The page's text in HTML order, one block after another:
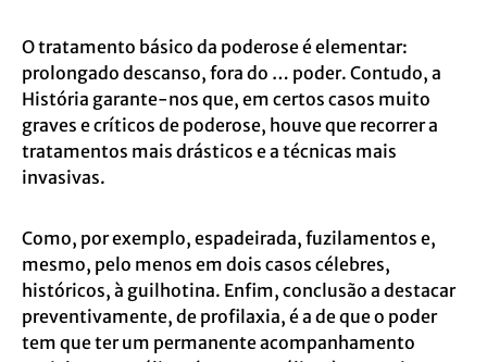
O tratamento básico da poderose é elementar:
prolongado descanso, fora do … poder. Contudo, a
História garante-nos que, em certos casos muito
graves e críticos de poderose, houve que recorrer a
tratamentos mais drásticos e a técnicas mais
invasivas.
Como, por exemplo, espadeirada, fuzilamentos e,
mesmo, pelo menos em dois casos célebres,
históricos, à guilhotina. Enfim, conclusão a destacar
preventivamente, de profilaxia, é a de que o poder
tem queter um permanente acompanhamento